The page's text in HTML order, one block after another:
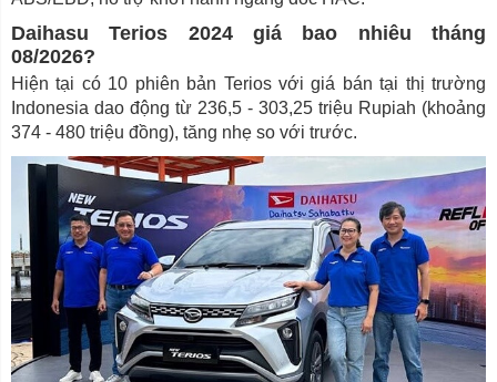
Daihasu Terios 2024 giá bao nhiêu tháng
08/2026?
Hiện tại có 10 phiên bản Terios với giá bán tại thị trường
Indonesia dao động từ 236,5 - 303,25 triệu Rupiah (khoảng
374 - 480 triệu đồng), tăng nhẹ so với trước.